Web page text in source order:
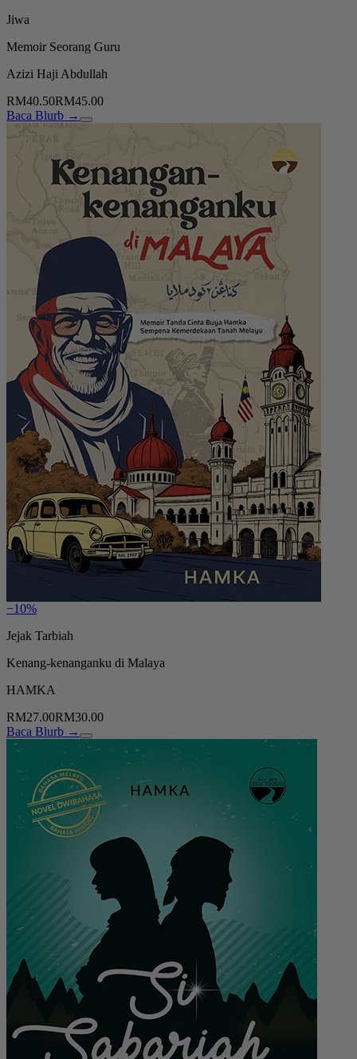
Jiwa
Memoir Seorang Guru
Azizi Haji Abdullah
RM40.50RM45.00
Baca Blurb →
−10%
Jejak Tarbiah
Kenang-kenanganku di Malaya
HAMKA
RM27.00RM30.00
Baca Blurb →